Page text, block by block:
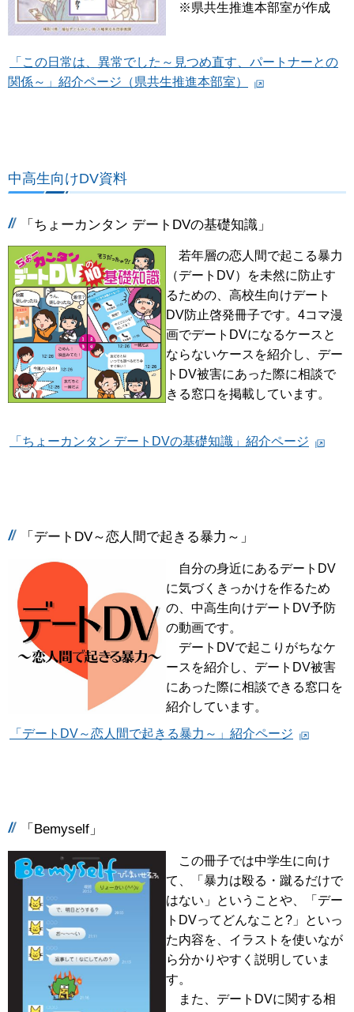
※県共生推進本部室が作成
「この日常は、異常でした～見つめ直す、パートナーとの
関係～」紹介ページ（県共生推進本部室）
中高生向けDV資料
「ちょーカンタン デートDVの基礎知識」
若年層の恋人間で起こる暴力
（デートDV）を未然に防止す
るための、高校生向けデート
DV防止啓発冊子です。4コマ漫
画でデートDVになるケースと
ならないケースを紹介し、デー
トDV被害にあった際に相談で
きる窓口を掲載しています。
「ちょーカンタン デートDVの基礎知識」紹介ページ
「デートDV～恋人間で起きる暴力～」
自分の身近にあるデートDV
に気づくきっかけを作るため
の、中高生向けデートDV予防
の動画です。
デートDVで起こりがちなケ
ースを紹介し、デートDV被害
にあった際に相談できる窓口を
紹介しています。
「デートDV～恋人間で起きる暴力～」紹介ページ
「Bemyself」
この冊子では中学生に向け
て、「暴力は殴る・蹴るだけで
はない」ということや、「デー
トDVってどんなこと?」といっ
た内容を、イラストを使いなが
ら分かりやすく説明していま
す。
また、デートDVに関する相